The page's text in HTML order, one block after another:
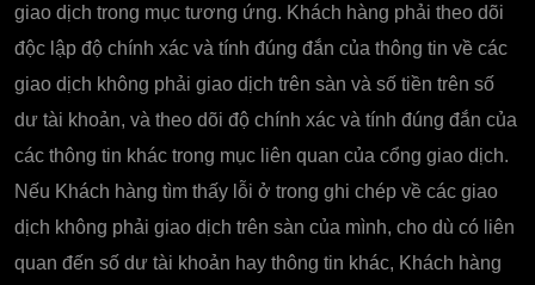
giao dịch trong mục tương ứng. Khách hàng phải theo dõi
độc lập độ chính xác và tính đúng đắn của thông tin về các
giao dịch không phải giao dịch trên sàn và số tiền trên số
dư tài khoản, và theo dõi độ chính xác và tính đúng đắn của
các thông tin khác trong mục liên quan của cổng giao dịch.
Nếu Khách hàng tìm thấy lỗi ở trong ghi chép về các giao
dịch không phải giao dịch trên sàn của mình, cho dù có liên
quan đến số dư tài khoản hay thông tin khác, Khách hàng